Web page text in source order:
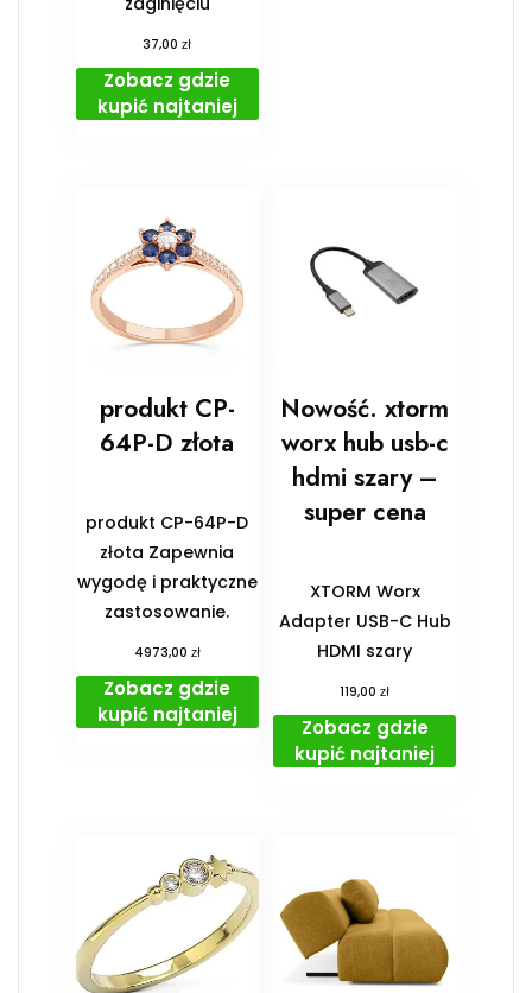
37,00zł
Zobacz gdzie
kupić najtaniej
produkt CP-
64P-D złota
produkt CP-64P-D
złota Zapewnia
wygodę i praktyczne
zastosowanie.
4973,00 zł
Zobacz gdzie
kupić najtaniej
Nowość. xtorm
worx hub usb-c
hdmi szary –
super cena
XTORM Worx
Adapter USB-C Hub
HDMI szary
119,00zł
Zobacz gdzie
kupić najtaniej